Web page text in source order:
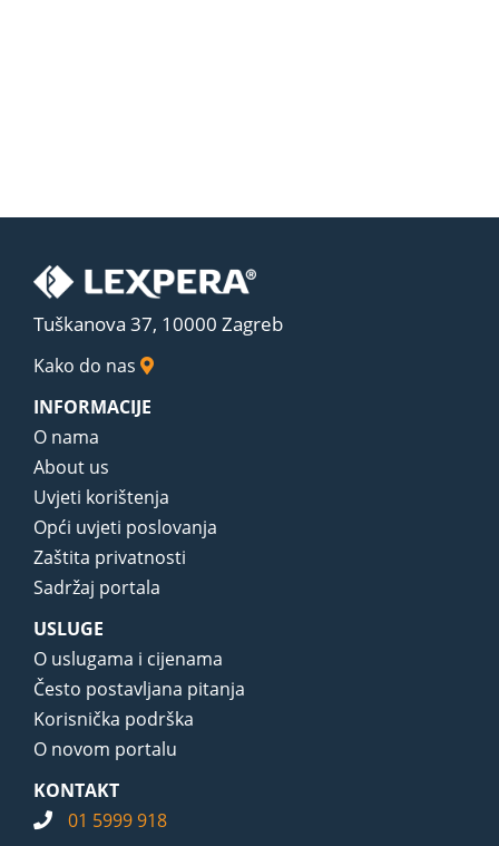
Tuškanova 37, 10000 Zagreb
Kako do nas
INFORMACIJE
O nama
About us
Uvjeti korištenja
Opći uvjeti poslovanja
Zaštita privatnosti
Sadržaj portala
USLUGE
O uslugama i cijenama
Često postavljana pitanja
Korisnička podrška
O novom portalu
KONTAKT
01 5999 918